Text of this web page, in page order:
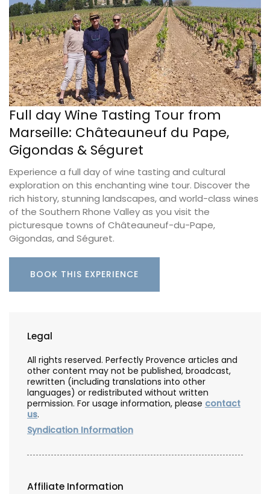
Full day Wine Tasting Tour from
Marseille: Châteauneuf du Pape,
Gigondas & Séguret
Experience a full day of wine tasting and cultural
exploration on this enchanting wine tour. Discover the
rich history, stunning landscapes, and world-class wines
of the Southern Rhone Valley as you visit the
picturesque towns of Châteauneuf-du-Pape,
Gigondas, and Séguret.
BOOK THIS EXPERIENCE
Legal
All rights reserved. Perfectly Provence articles and
other content may not be published, broadcast,
rewritten (including translations into other
languages) or redistributed without written
permission. For usage information, please contact
us.
Syndication Information
Affiliate Information